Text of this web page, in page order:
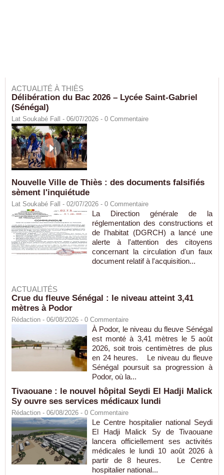
ACTUALITÉ À THIÈS
Délibération du Bac 2026 – Lycée Saint-Gabriel
(Sénégal)
Lat Soukabé Fall - 06/07/2026 - 0 Commentaire
Nouvelle Ville de Thiès : des documents falsifiés
sèment l'inquiétude
Lat Soukabé Fall - 02/07/2026 - 0 Commentaire
La Direction générale de la
réglementation des constructions et
de l'habitat (DGRCH) a lancé une
alerte à l'attention des citoyens
concernant la circulation d'un faux
document relatif à l'acquisition...
ACTUALITÉS
Crue du fleuve Sénégal : le niveau atteint 3,41
mètres à Podor
Rédaction - 06/08/2026 - 0 Commentaire
À Podor, le niveau du fleuve Sénégal
est monté à 3,41 mètres le 5 août
2026, soit trois centimètres de plus
en 24 heures. Le niveau du fleuve
Sénégal poursuit sa progression à
Podor, où la...
Tivaouane : le nouvel hôpital Seydi El Hadji Malick
Sy ouvre ses services médicaux lundi
Rédaction - 06/08/2026 - 0 Commentaire
Le Centre hospitalier national Seydi
El Hadji Malick Sy de Tivaouane
lancera officiellement ses activités
médicales le lundi 10 août 2026 à
partir de 8 heures. Le Centre
hospitalier national...